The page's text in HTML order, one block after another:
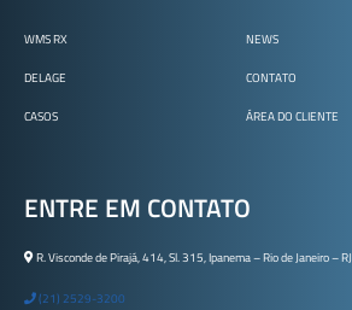
WMS RX
DELAGE
CASOS
NEWS
CONTATO
ÁREA DO CLIENTE
ENTRE EM CONTATO
R. Visconde de Pirajá, 414, Sl. 315, Ipanema – Rio de Janeiro – RJ
(21) 2529-3200